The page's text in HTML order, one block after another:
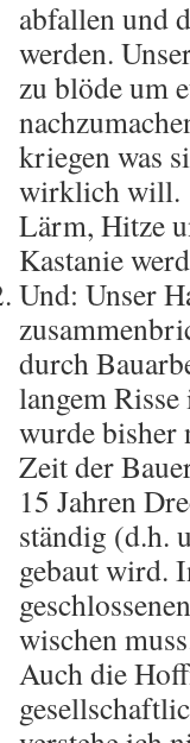
abfallen und
werden.
zu blöde um
kriegen was
wirklich will.
Lärm, Hitze
Kastanie
Und: Unser
durch
langem
wurde
Zeit der
15 Jahren
ständig (d.h.
gebaut wird.
wischen
Auch die